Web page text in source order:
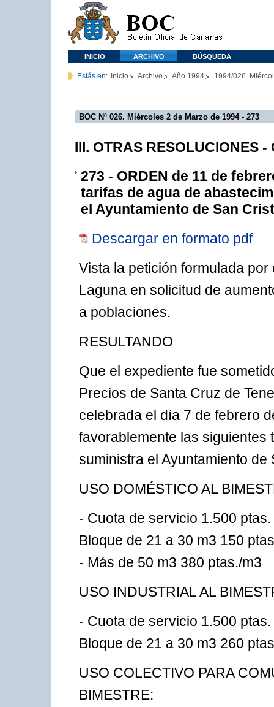
INICIO ARCHIVO BÚSQUEDA
Estás en: Inicio Archivo Año 1994 1994/026.
BOC Nº 026. Miércoles 2 de Marzo de 1994 - 273
III. OTRAS RESOLUCIONES
273 - ORDEN de 11 de
tarifas de agua de
el Ayuntamiento de San
Descargar en formato pdf
Vista la petición formulada
Laguna en solicitud de
a poblaciones.
RESULTANDO
Que el expediente fue
Precios de Santa Cruz de
celebrada el día 7 de febrero
favorablemente las siguientes
suministra el Ayuntamiento
USO DOMÉSTICO AL
- Cuota de servicio 1.500
Bloque de 21 a 30 m3 150
- Más de 50 m3 380 ptas./m3
USO INDUSTRIAL AL
- Cuota de servicio 1.500
Bloque de 21 a 30 m3 260
USO COLECTIVO PARA
BIMESTRE: